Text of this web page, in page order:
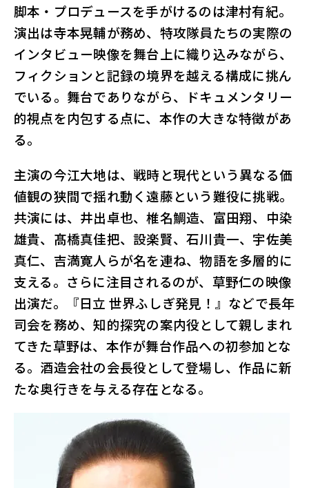
脚本・プロデュースを手がけるのは津村有紀。
演出は寺本晃輔が務め、特攻隊員たちの実際の
インタビュー映像を舞台上に織り込みながら、
フィクションと記録の境界を越える構成に挑ん
でいる。舞台でありながら、ドキュメンタリー
的視点を内包する点に、本作の大きな特徴があ
る。
主演の今江大地は、戦時と現代という異なる価
値観の狭間で揺れ動く遠藤という難役に挑戦。
共演には、井出卓也、椎名鯛造、富田翔、中染
雄貴、髙橋真佳把、設楽賢、石川貴一、宇佐美
真仁、吉満寛人らが名を連ね、物語を多層的に
支える。さらに注目されるのが、草野仁の映像
出演だ。『日立 世界ふしぎ発見！』などで長年
司会を務め、知的探究の案内役として親しまれ
てきた草野は、本作が舞台作品への初参加とな
る。酒造会社の会長役として登場し、作品に新
たな奥行きを与える存在となる。